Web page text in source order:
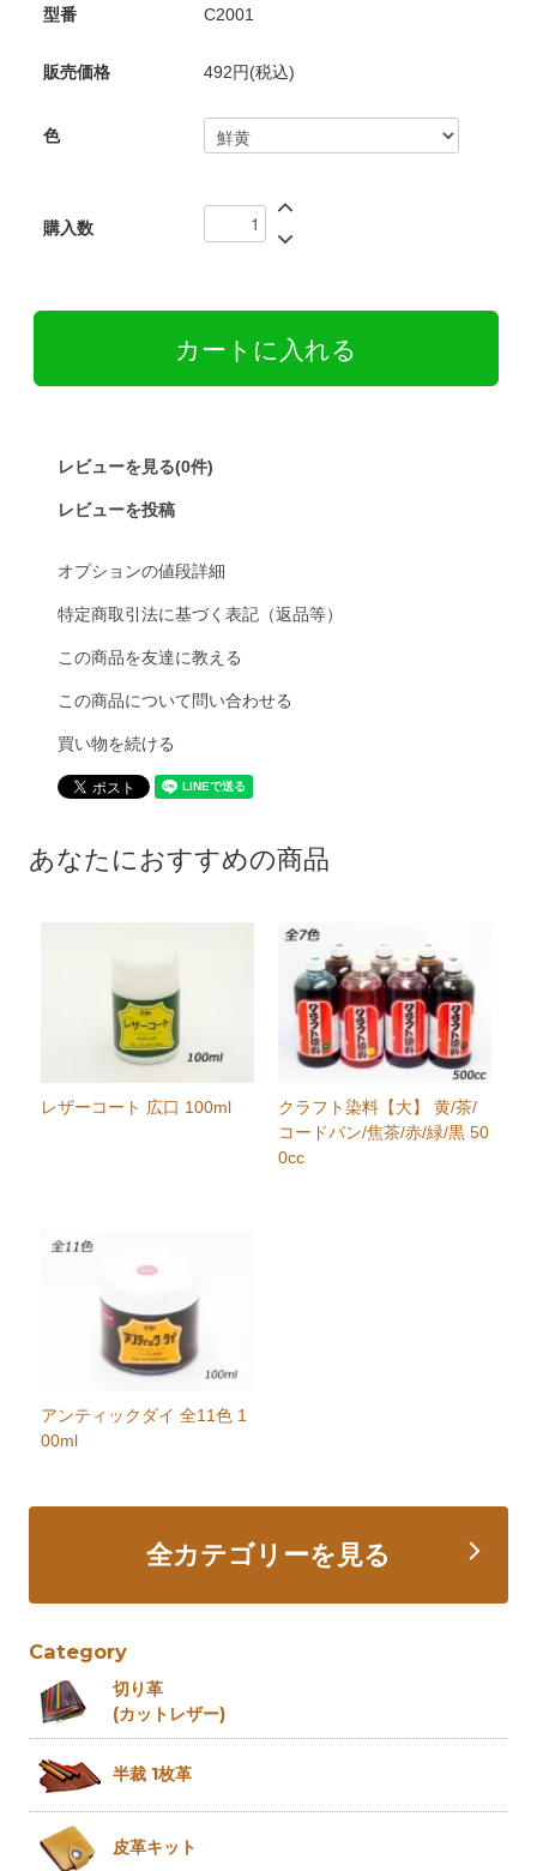
型番 C2001
販売価格 492円(税込)
色
購入数
レビューを見る(0件)
レビューを投稿
オプションの値段詳細
特定商取引法に基づく表記（返品等）
この商品を友達に教える
この商品について問い合わせる
買い物を続ける
あなたにおすすめの商品
レザーコート 広口 100ml
クラフト染料【大】 黄/茶/
コードバン/焦茶/赤/緑/黒 50
0cc
アンティックダイ 全11色 1
00ml
全カテゴリーを見る
Category
切り革
(カットレザー)
半裁 1枚革
皮革キット